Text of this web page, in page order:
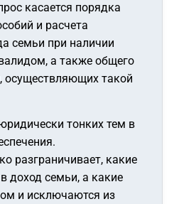
касается порядка
и расчета
семьи при наличии
а также общего
осуществляющих такой
тонких тем в
разграничивает, какие
доход семьи, а какие
и исключаются из